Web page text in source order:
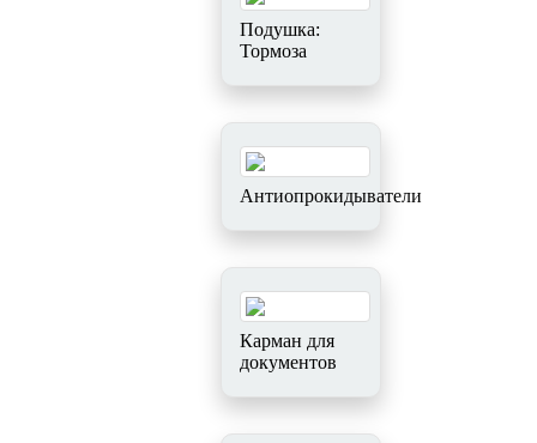
Подушка:
Тормоза
Антиопрокидыватели
Карман для
документов